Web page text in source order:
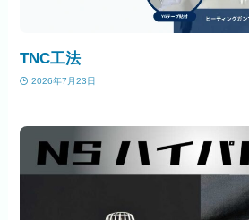
TNC工法
2026年7月23日